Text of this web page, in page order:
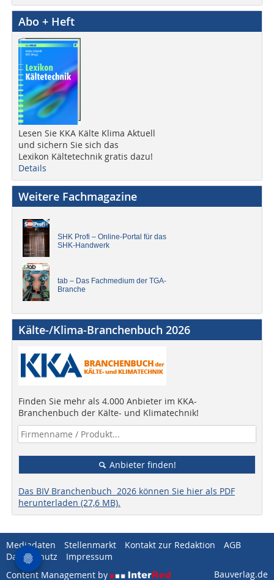
Abo + Heft
Lesen Sie KKA Kälte Klima Aktuell
und sichern Sie sich das
Lexikon Kältetechnik gratis dazu!
Details
Weitere Fachmagazine
SHK Profi – Online-Portal für das
SHK-Handwerk
tab – Das Fachmedium der TGA-
Branche
Kälte-/Klima-Branchenbuch 2026
Finden Sie mehr als 4.000 Anbieter im KKA-
Branchenbuch der Kälte- und Klimatechnik!
Anbieter finden!
Das BIV Branchenbuch 2026 können Sie hier als PDF
herunterladen (27,6 MB).
Mediadaten Stellenmarkt Kontakt zur Redaktion
AGB
Datenschutz
Impressum
Content Management by
Bauverlag.de